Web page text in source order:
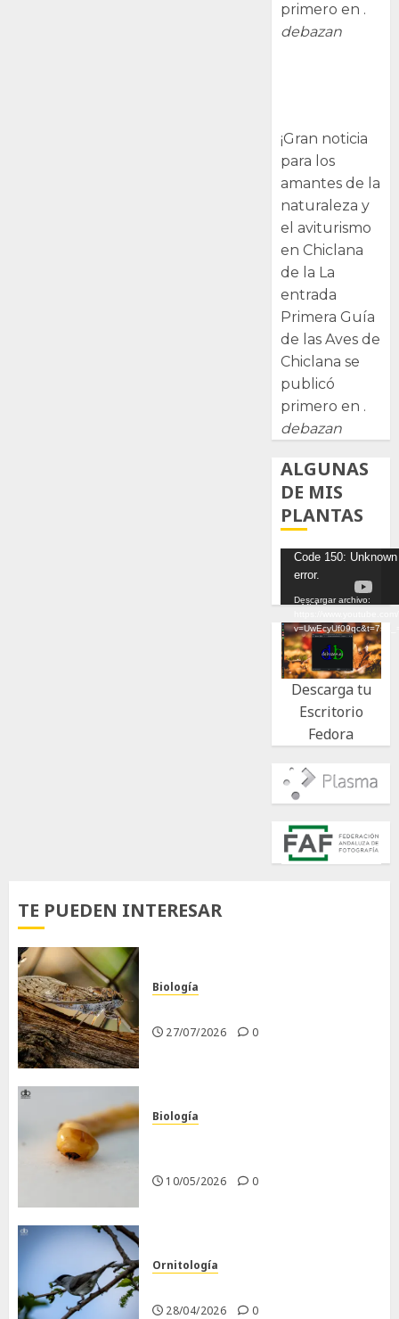
primero en .
debazan
¡Gran noticia
para los
amantes de la
naturaleza y
el aviturismo
en Chiclana
de la La
entrada
Primera Guía
de las Aves de
Chiclana se
publicó
primero en .
debazan
ALGUNAS
DE MIS
PLANTAS
Reproductor
de
vídeo
Code 150: Unknown
error.
Descargar archivo:
Descarga tu
Escritorio
Fedora
TE PUEDEN INTERESAR
Biología
27/07/2026 0
Biología
10/05/2026 0
Ornitología
28/04/2026 0